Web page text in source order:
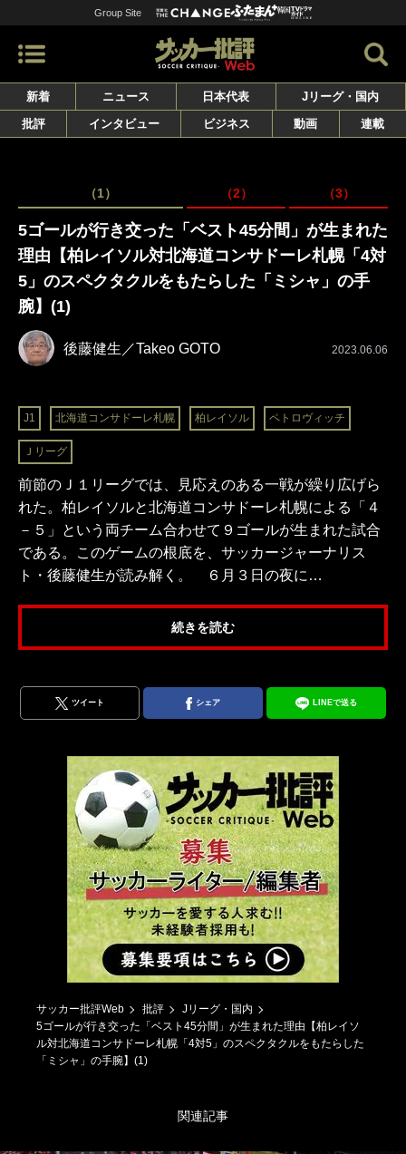
Group Site
新着 ニュース 日本代表
Jリーグ・国内
批評
インタビュー ビジネス 動画 連載
（1） （2） （3）
5ゴールが行き交った「ベスト45分間」が生まれた
理由【柏レイソル対北海道コンサドーレ札幌「4対
5」のスペクタクルをもたらした「ミシャ」の手
腕】(1)
後藤健生／Takeo GOTO 2023.06.06
J1 北海道コンサドーレ札幌 柏レイソル ペトロヴィッチ
Ｊリーグ
前節のＪ１リーグでは、見応えのある一戦が繰り広げら
れた。柏レイソルと北海道コンサドーレ札幌による「４
－５」という両チーム合わせて９ゴールが生まれた試合
である。このゲームの根底を、サッカージャーナリス
ト・後藤健生が読み解く。 ６月３日の夜に…
続きを読む
ツイート シェア LINEで送る
サッカー批評Web 批評
Jリーグ・国内
5ゴールが行き交った「ベスト45分間」が生まれた理由【柏レイソ
ル対北海道コンサドーレ札幌「4対5」のスペクタクルをもたらした
「ミシャ」の手腕】(1)
関連記事